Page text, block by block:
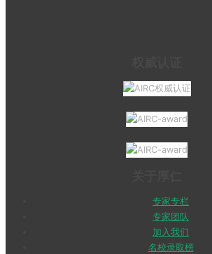
专家专栏
专家团队
加入我们
名校录取榜